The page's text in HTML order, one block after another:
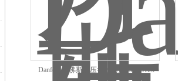
Danfoss丹佛斯液压摆线马达151B3123